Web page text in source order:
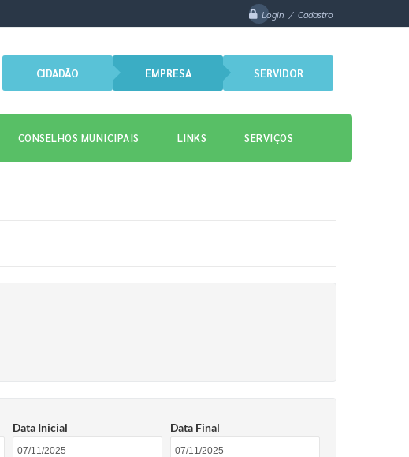
Login / Cadastro
CIDADÃO EMPRESA SERVIDOR
CONSELHOS MUNICIPAIS LINKS SERVIÇOS
Data Inicial Data Final